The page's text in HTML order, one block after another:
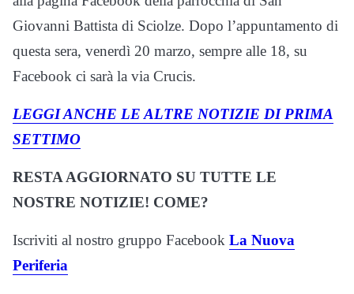
Giovanni Battista di Sciolze. Dopo l’appuntamento di
questa sera, venerdì 20 marzo, sempre alle 18, su
Facebook ci sarà la via Crucis.
LEGGI ANCHE LE ALTRE NOTIZIE DI PRIMA
SETTIMO
RESTA AGGIORNATO SU TUTTE LE
NOSTRE NOTIZIE! COME?
Iscriviti al nostro gruppo Facebook La Nuova
Periferia